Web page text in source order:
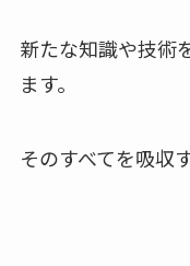
新たな知識や技術
ます。
そのすべてを吸収